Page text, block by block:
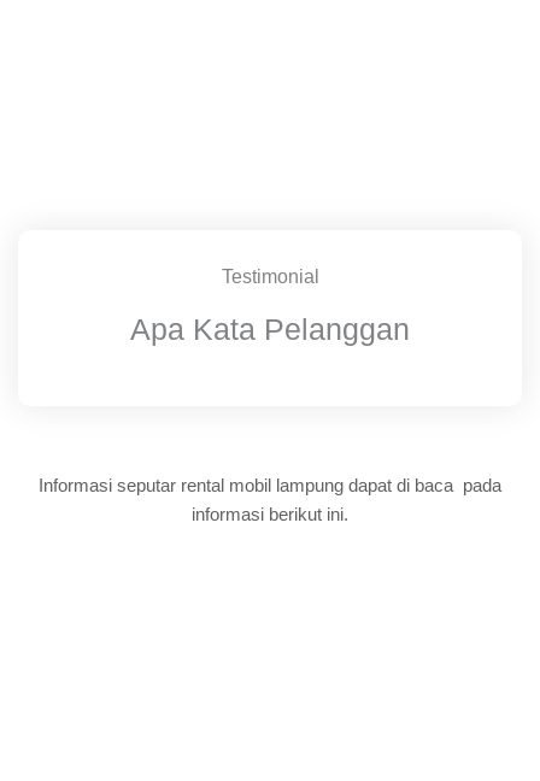
Testimonial
Apa Kata Pelanggan
Informasi seputar rental mobil lampung dapat di baca pada
informasi berikut ini.